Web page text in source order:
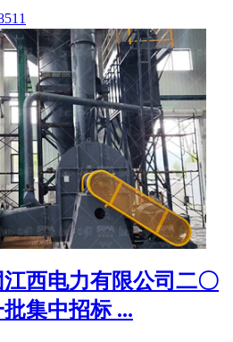
西电力有限公司二〇
集中招标 ...